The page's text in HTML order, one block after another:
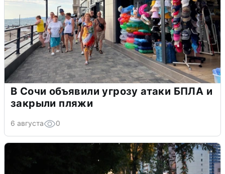
В Сочи объявили угрозу атаки БПЛА и
закрыли пляжи
6 августа 0